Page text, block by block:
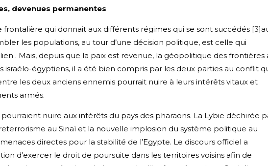
devenues permanentes
frontalière qui donnait aux différents régimes qui se sont succédés [3]
les populations, au tour d’une décision politique, est celle qui
. Mais, depuis que la paix est revenue, la géopolitique des frontières
israélo-égyptiens, il a été bien compris par les deux parties au conflit
les deux anciens ennemis pourrait nuire à leurs intérêts vitaux et
armés.
pourraient nuire aux intérêts du pays des pharaons. La Lybie déchirée
au Sinaï et la nouvelle implosion du système politique au
directes pour la stabilité de l’Egypte. Le discours officiel a
d’exercer le droit de poursuite dans les territoires voisins afin de